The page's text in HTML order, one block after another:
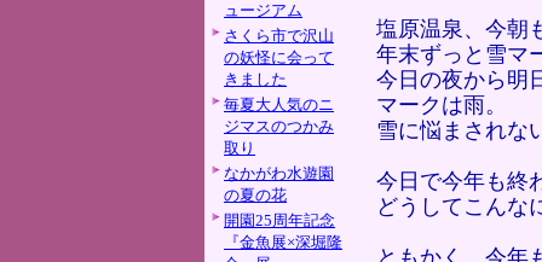
ュージアム
さくら市で沢山
の妖怪に会って
きました
毎夏大人気のニ
ジマスのつかみ
取り
なかがわ水遊園
の夏の花
開園25周年記念
『金魚展×深堀隆
塩原温泉、今朝
年末ずっと雪マ
今日の夜から明
マークは雨。
雪に悩まされな
今日で今年も終
どうしてこんな